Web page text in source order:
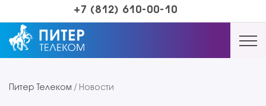
+7 (812) 610-00-10
Питер Телеком / Новости